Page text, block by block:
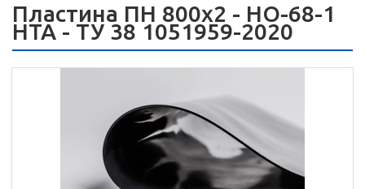
Пластина ПН 800х2 - НО-68-1
НТА - ТУ 38 1051959-2020